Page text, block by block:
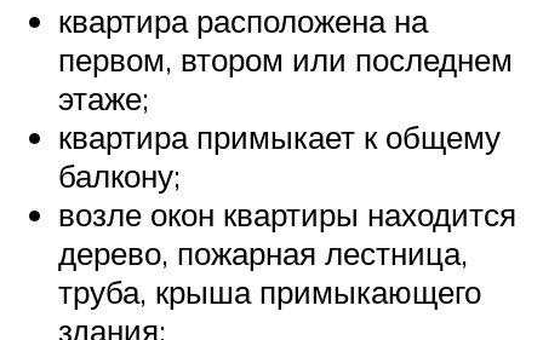
квартира расположена на
первом, втором или последнем
этаже;
квартира примыкает к общему
балкону;
возле окон квартиры находится
дерево, пожарная лестница,
труба, крыша примыкающего
здания;